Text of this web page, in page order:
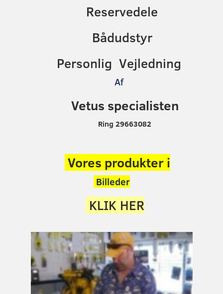
Reservedele
Bådudstyr
Personlig Vejledning
Af
Vetus specialisten
Ring 29663082
Vores produkter i
Billeder
KLIK HER